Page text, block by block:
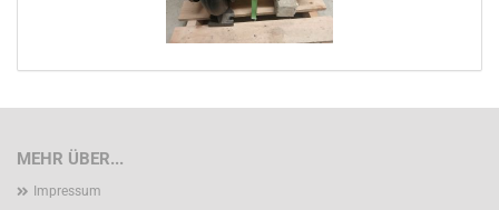
MEHR ÜBER...
Impressum